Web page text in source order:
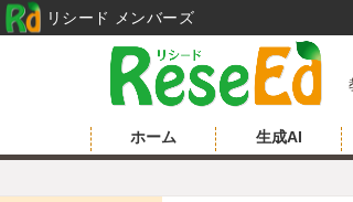
ホーム 生成AI
リシード メンバーズ